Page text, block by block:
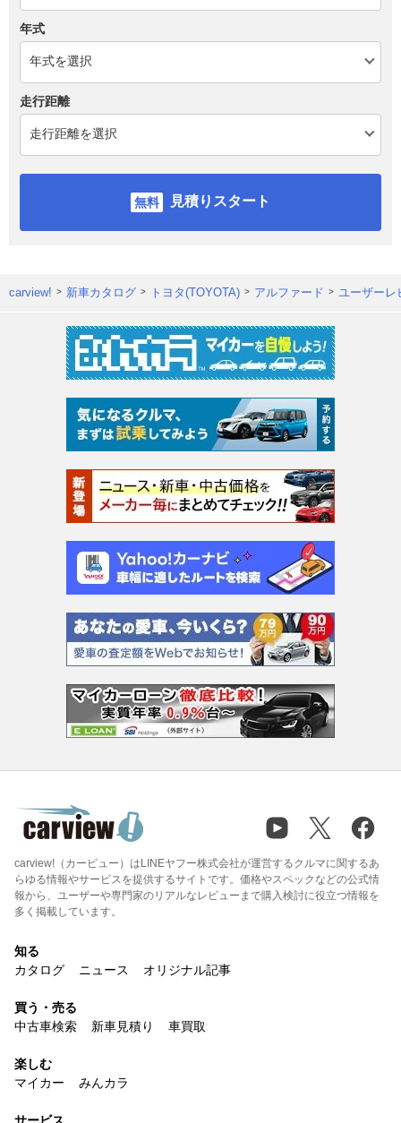
年式
走行距離
見積りスタート
carview! 新車カタログ トヨタ(TOYOTA) アルファード ユーザーレ
carview!（カービュー）はLINEヤフー株式会社が運営するクルマに関するあ
らゆる情報やサービスを提供するサイトです。価格やスペックなどの公式情
報から、ユーザーや専門家のリアルなレビューまで購入検討に役立つ情報を
多く掲載しています。
知る
カタログ
ニュース オリジナル記事
買う・売る
中古車検索
新車見積り 車買取
楽しむ
マイカー
みんカラ